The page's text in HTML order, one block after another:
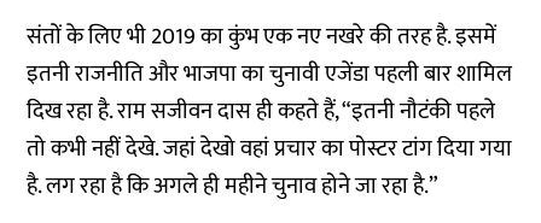
संतों के लिए भी 2019 का कुंभ एक नए नखरे की तरह है. इसमें
इतनी राजनीति और भाजपा का चुनावी एजेंडा पहली बार शामिल
दिख रहा है. राम सजीवन दास ही कहते हैं, “इतनी नौटंकी पहले
तो कभी नहीं देखे. जहां देखो वहां प्रचार का पोस्टर टांग दिया गया
है. लग रहा है कि अगले ही महीने चुनाव होने जा रहा है.”